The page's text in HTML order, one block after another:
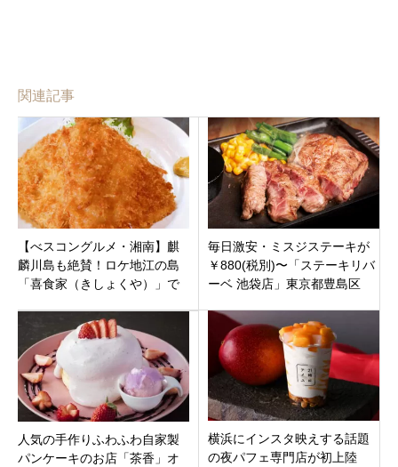
関連記事
【べスコングルメ・湘南】麒
麟川島も絶賛！ロケ地江の島
「喜食家（きしょくや）」で
毎日激安・ミスジステーキが
￥880(税別)〜「ステーキリバ
ーベ 池袋店」東京都豊島区
人気の手作りふわふわ自家製
パンケーキのお店「茶香」オ
横浜にインスタ映えする話題
の夜パフェ専門店が初上陸